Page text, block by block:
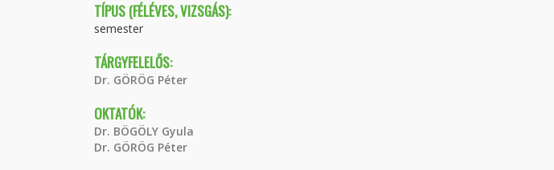
TÍPUS (FÉLÉVES, VIZSGÁS):
semester
TÁRGYFELELŐS:
Dr. GÖRÖG Péter
OKTATÓK:
Dr. BÖGÖLY Gyula
Dr. GÖRÖG Péter